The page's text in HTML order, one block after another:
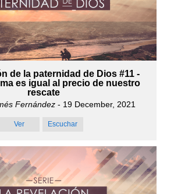
de la paternidad de Dios #11 -
es igual al precio de nuestro
rescate
Fernández- 19 December, 2021
Ver Escuchar